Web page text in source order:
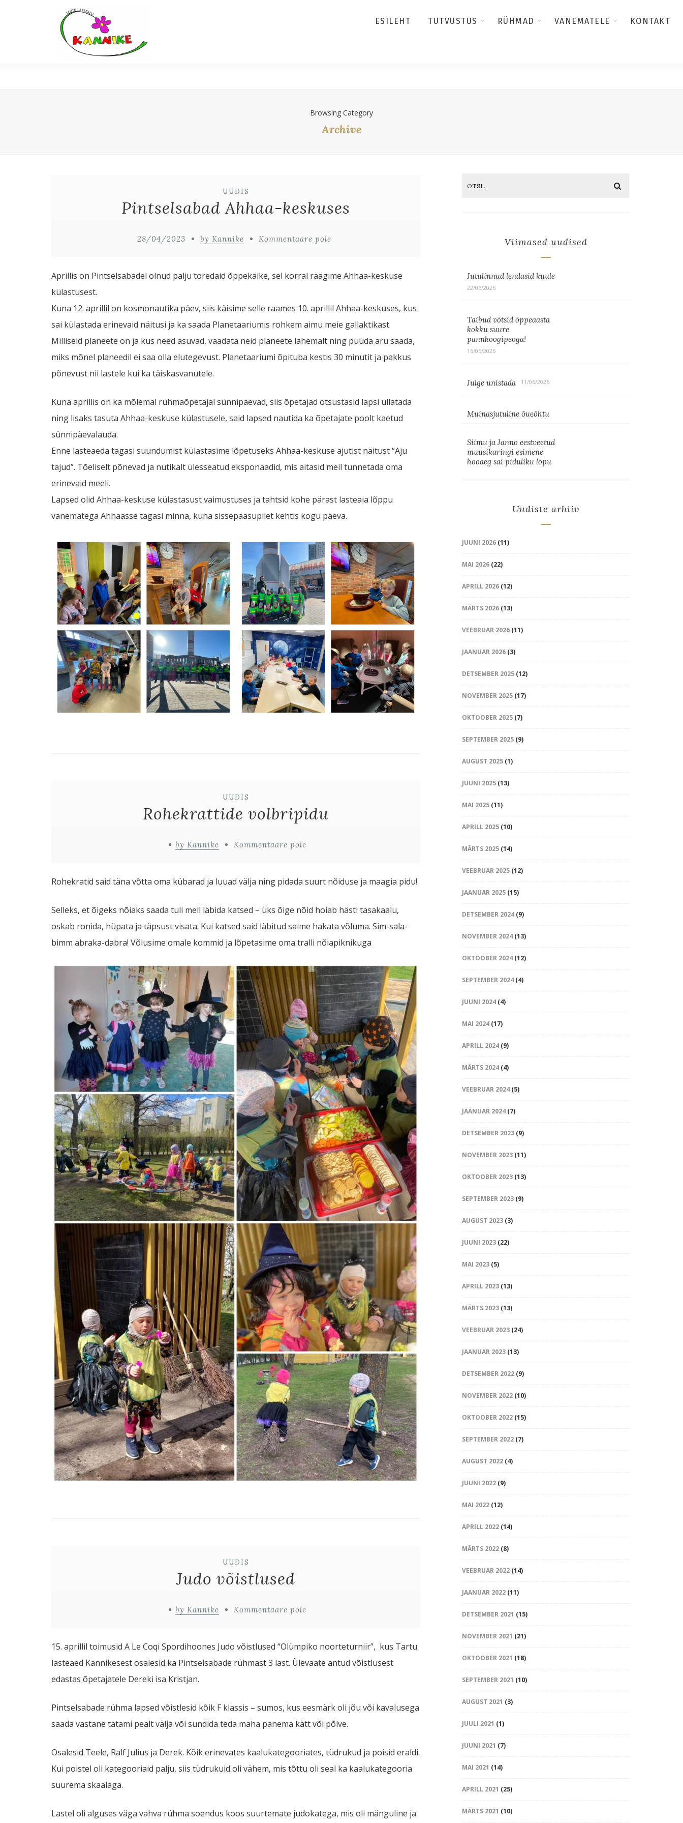
ESILEHT TUTVUSTUS RÜHMAD VANEMATELE KONTAKT
Browsing Category
Archive
UUDIS
Pintselsabad Ahhaa-keskuses
28/04/2023 by Kannike Kommentaare pole
Aprillis on Pintselsabadel olnud palju toredaid õppekäike, sel korral räägime Ahhaa-keskuse
külastusest.
Kuna 12. aprillil on kosmonautika päev, siis käisime selle raames 10. aprillil Ahhaa-keskuses, kus
sai külastada erinevaid näitusi ja ka saada Planetaariumis rohkem aimu meie gallaktikast.
Milliseid planeete on ja kus need asuvad, vaadata neid planeete lähemalt ning püüda aru saada,
miks mõnel planeedil ei saa olla elutegevust. Planetaariumi õpituba kestis 30 minutit ja pakkus
põnevust nii lastele kui ka täiskasvanutele.
Kuna aprillis on ka mõlemal rühmaõpetajal sünnipäevad, siis õpetajad otsustasid lapsi üllatada
ning lisaks tasuta Ahhaa-keskuse külastusele, said lapsed nautida ka õpetajate poolt kaetud
sünnipäevalauda.
Enne lasteaeda tagasi suundumist külastasime lõpetuseks Ahhaa-keskuse ajutist näitust “Aju
tajud”. Tõeliselt põnevad ja nutikalt ülesseatud eksponaadid, mis aitasid meil tunnetada oma
erinevaid meeli.
Lapsed olid Ahhaa-keskuse külastasust vaimustuses ja tahtsid kohe pärast lasteaia lõppu
vanematega Ahhaasse tagasi minna, kuna sissepääsupilet kehtis kogu päeva.
UUDIS
Rohekrattide volbripidu
by Kannike Kommentaare pole
Rohekratid said täna võtta oma kübarad ja luuad välja ning pidada suurt nõiduse ja maagia pidu!
Selleks, et õigeks nõiaks saada tuli meil läbida katsed – üks õige nõid hoiab hästi tasakaalu,
oskab ronida, hüpata ja täpsust visata. Kui katsed said läbitud saime hakata võluma. Sim-sala-
bimm abraka-dabra! Võlusime omale kommid ja lõpetasime oma tralli nõiapiknikuga
UUDIS
Judo võistlused
by Kannike Kommentaare pole
15. aprillil toimusid A Le Coqi Spordihoones Judo võistlused “Olümpiko noorteturniir”, kus Tartu
lasteaed Kannikesest osalesid ka Pintselsabade rühmast 3 last. Ülevaate antud võistlusest
edastas õpetajatele Dereki isa Kristjan.
Pintselsabade rühma lapsed võistlesid kõik F klassis – sumos, kus eesmärk oli jõu või kavalusega
saada vastane tatami pealt välja või sundida teda maha panema kätt või põlve.
Osalesid Teele, Ralf Julius ja Derek. Kõik erinevates kaalukategooriates, tüdrukud ja poisid eraldi.
Kui poistel oli kategooriaid palju, siis tüdrukuid oli vähem, mis tõttu oli seal ka kaalukategooria
suurema skaalaga.
Lastel oli alguses väga vahva rühma soendus koos suurtemate judokatega, mis oli mänguline ja
Viimased uudised
Jutulinnud lendasid kuule
22/06/2026
Taibud võtsid õppeaasta
kokku suure
pannkoogipeoga!
16/06/2026
Julge unistada 11/06/2026
Muinasjutuline õueõhtu
Siimu ja Janno eestveetud
muusikaringi esimene
hooaeg sai piduliku lõpu
Uudiste arhiiv
JUUNI 2026(11)
MAI 2026(22)
APRILL 2026(12)
MÄRTS 2026(13)
VEEBRUAR 2026(11)
JAANUAR 2026(3)
DETSEMBER 2025(12)
NOVEMBER 2025(17)
OKTOOBER 2025(7)
SEPTEMBER 2025(9)
AUGUST 2025(1)
JUUNI 2025(13)
MAI 2025(11)
APRILL 2025(10)
MÄRTS 2025(14)
VEEBRUAR 2025(12)
JAANUAR 2025(15)
DETSEMBER 2024(9)
NOVEMBER 2024(13)
OKTOOBER 2024(12)
SEPTEMBER 2024(4)
JUUNI 2024(4)
MAI 2024(17)
APRILL 2024(9)
MÄRTS 2024(4)
VEEBRUAR 2024(5)
JAANUAR 2024(7)
DETSEMBER 2023(9)
NOVEMBER 2023(11)
OKTOOBER 2023(13)
SEPTEMBER 2023(9)
AUGUST 2023(3)
JUUNI 2023(22)
MAI 2023(5)
APRILL 2023(13)
MÄRTS 2023(13)
VEEBRUAR 2023(24)
JAANUAR 2023(13)
DETSEMBER 2022(9)
NOVEMBER 2022(10)
OKTOOBER 2022(15)
SEPTEMBER 2022(7)
AUGUST 2022(4)
JUUNI 2022(9)
MAI 2022(12)
APRILL 2022(14)
MÄRTS 2022(8)
VEEBRUAR 2022(14)
JAANUAR 2022(11)
DETSEMBER 2021 (15)
NOVEMBER 2021 (21)
OKTOOBER 2021 (18)
SEPTEMBER 2021 (10)
AUGUST 2021 (3)
JUULI 2021 (1)
JUUNI 2021 (7)
MAI 2021 (14)
APRILL 2021 (25)
MÄRTS 2021 (10)